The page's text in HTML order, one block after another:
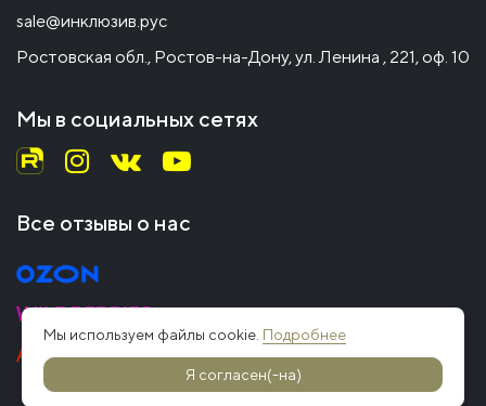
sale@инклюзив.рус
Ростовская обл., Ростов-на-Дону, ул. Ленина , 221, оф. 10
Мы в социальных сетях
Все отзывы о нас
Мы используем файлы cookie. Подробнее
Я согласен(-на)